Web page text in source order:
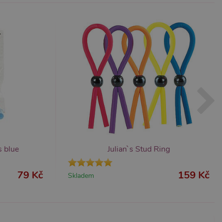
blue
79 Kč
Julian`s Stud Ring
Skladem 159 Kč
značek Google k
lze jej považovat za
správně.
po aktualizaci
z těchto funkcí
(_GRECAPTCHA)
pro správnou
aktualizace běžněji
uživatelů
používaného k